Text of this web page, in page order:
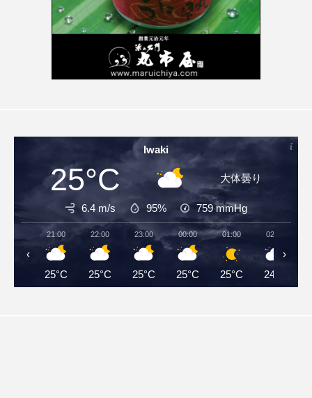
Iwaki
25°C 大体曇り
6.4 m/s 95% 759mmHg
21:00
25°C
22:00
25°C
23:00
25°C
00:00
25°C
01:00
25°C
02:00
24°C
‹ ›